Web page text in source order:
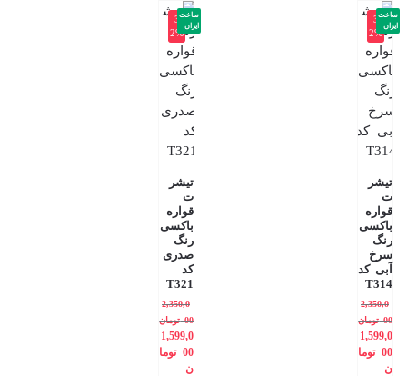
-3
2%
تیشر
ت
قواره
باکسی
رنگ
سرخ
آبی کد
T314
2,350,0
00 تومان
1,599,0
00 توما
ن
ساخت
ایران
-3
2%
تیشر
ت
قواره
باکسی
رنگ
صدری
کد
T321
2,350,0
00 تومان
1,599,0
00 توما
ن
ساخت
ایران